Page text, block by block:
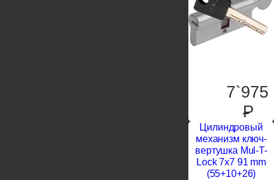
7`975
P
Цилиндровый
механизм ключ-
вертушка Mul-T-
Lock 7x7 91 mm
(55+10+26)